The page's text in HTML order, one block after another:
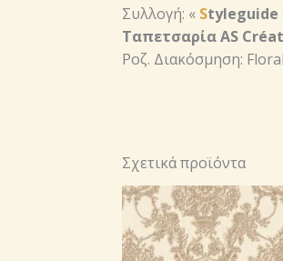
Συλλογή: « Styleguide
Ταπετσαρία AS
Ροζ. Διακόσμηση:
Σχετικά προϊόντα